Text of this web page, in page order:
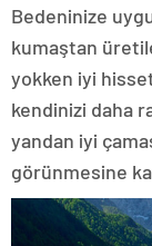
Bedeninize
kumaştan
yokken iyi
kendinizi daha
yandan iyi
görünmesine